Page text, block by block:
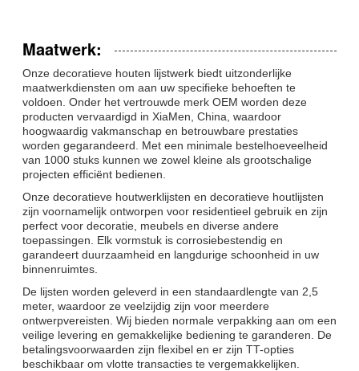
Maatwerk:
Onze decoratieve houten lijstwerk biedt uitzonderlijke
maatwerkdiensten om aan uw specifieke behoeften te
voldoen. Onder het vertrouwde merk OEM worden deze
producten vervaardigd in XiaMen, China, waardoor
hoogwaardig vakmanschap en betrouwbare prestaties
worden gegarandeerd. Met een minimale bestelhoeveelheid
van 1000 stuks kunnen we zowel kleine als grootschalige
projecten efficiënt bedienen.
Onze decoratieve houtwerklijsten en decoratieve houtlijsten
zijn voornamelijk ontworpen voor residentieel gebruik en zijn
perfect voor decoratie, meubels en diverse andere
toepassingen. Elk vormstuk is corrosiebestendig en
garandeert duurzaamheid en langdurige schoonheid in uw
binnenruimtes.
De lijsten worden geleverd in een standaardlengte van 2,5
meter, waardoor ze veelzijdig zijn voor meerdere
ontwerpvereisten. Wij bieden normale verpakking aan om een
​​veilige levering en gemakkelijke bediening te garanderen. De
betalingsvoorwaarden zijn flexibel en er zijn TT-opties
beschikbaar om vlotte transacties te vergemakkelijken.